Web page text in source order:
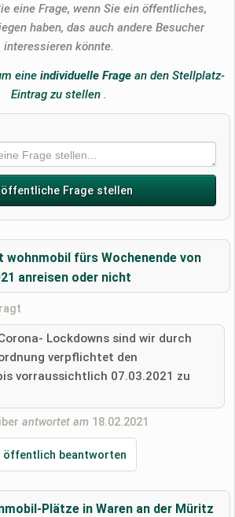
eine Frage, wenn Sie ein öffentliches,
haben, das auch andere Besucher
interessieren könnte.
eineindividuelle Frage an den Stellplatz-
Eintrag zu stellen .
öffentliche Frage stellen
nicht veröffentlicht)
ich dieAGB.
habe ich zur Kenntnis genommen.
wohnmobil fürs Wochenende von
anreisen oder nicht
Lockdowns sind wir durch
verpflichtet den
vorraussichtlich 07.03.2021 zu
antwortet am 18.02.2021
öffentlich beantworten
Plätze in Waren an der Müritz